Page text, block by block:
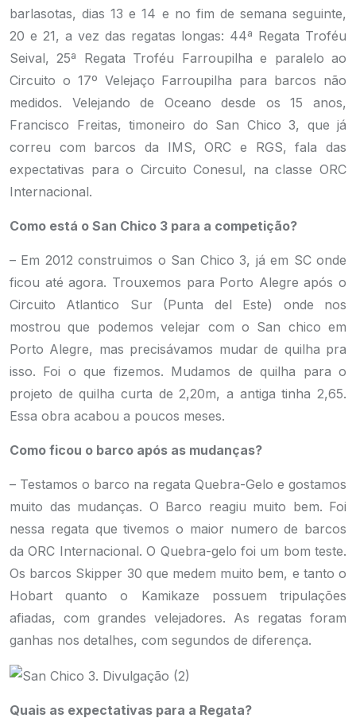
barlasotas, dias 13 e 14 e no fim de semana seguinte,
20 e 21, a vez das regatas longas: 44ª Regata Troféu
Seival, 25ª Regata Troféu Farroupilha e paralelo ao
Circuito o 17º Velejaço Farroupilha para barcos não
medidos. Velejando de Oceano desde os 15 anos,
Francisco Freitas, timoneiro do San Chico 3, que já
correu com barcos da IMS, ORC e RGS, fala das
expectativas para o Circuito Conesul, na classe ORC
Internacional.
Como está o San Chico 3 para a competição?
– Em 2012 construimos o San Chico 3, já em SC onde
ficou até agora. Trouxemos para Porto Alegre após o
Circuito Atlantico Sur (Punta del Este) onde nos
mostrou que podemos velejar com o San chico em
Porto Alegre, mas precisávamos mudar de quilha pra
isso. Foi o que fizemos. Mudamos de quilha para o
projeto de quilha curta de 2,20m, a antiga tinha 2,65.
Essa obra acabou a poucos meses.
Como ficou o barco após as mudanças?
– Testamos o barco na regata Quebra-Gelo e gostamos
muito das mudanças. O Barco reagiu muito bem. Foi
nessa regata que tivemos o maior numero de barcos
da ORC Internacional. O Quebra-gelo foi um bom teste.
Os barcos Skipper 30 que medem muito bem, e tanto o
Hobart quanto o Kamikaze possuem tripulações
afiadas, com grandes velejadores. As regatas foram
ganhas nos detalhes, com segundos de diferença.
Quais as expectativas para a Regata?